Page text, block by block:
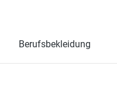
Berufsbekleidung